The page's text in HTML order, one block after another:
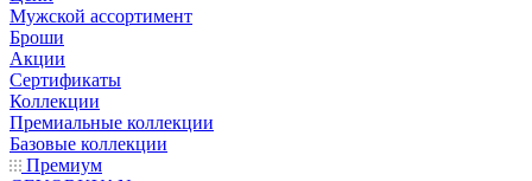
Мужской ассортимент
Броши
Акции
Сертификаты
Коллекции
Премиальные коллекции
Базовые коллекции
Премиум